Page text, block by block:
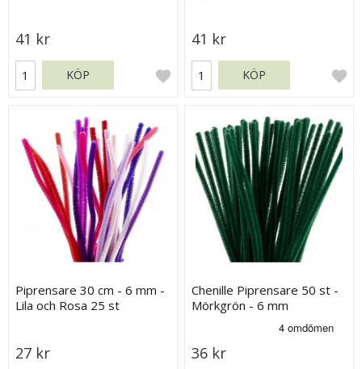
41 kr
KÖP
41 kr
KÖP
Piprensare 30 cm - 6 mm -
Lila och Rosa 25 st
27 kr
Chenille Piprensare 50 st -
Mörkgrön - 6 mm
36 kr